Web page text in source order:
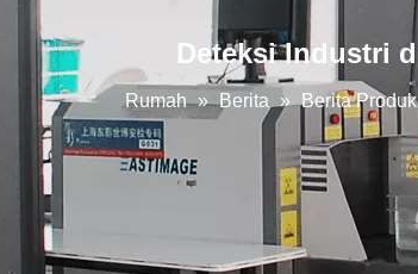
Deteksi Industri
Rumah » Berita » Berita Produk